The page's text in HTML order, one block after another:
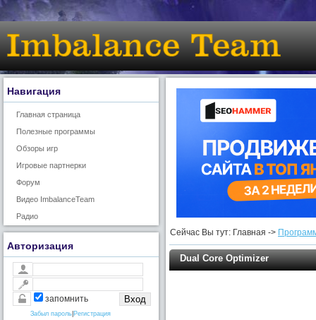
Навигация
Главная страница
Полезные программы
Обзоры игр
Игровые партнерки
Форум
Видео ImbalanceTeam
Радио
Авторизация
запомнить
Забыл пароль Регистрация
Сейчас Вы тут: Главная ->
Dual Core Optimizer